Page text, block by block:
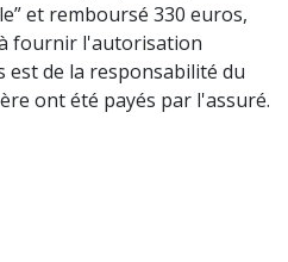
et remboursé 330 euros,
fournir l'autorisation
est de la responsabilité du
ont été payés par l'assuré.